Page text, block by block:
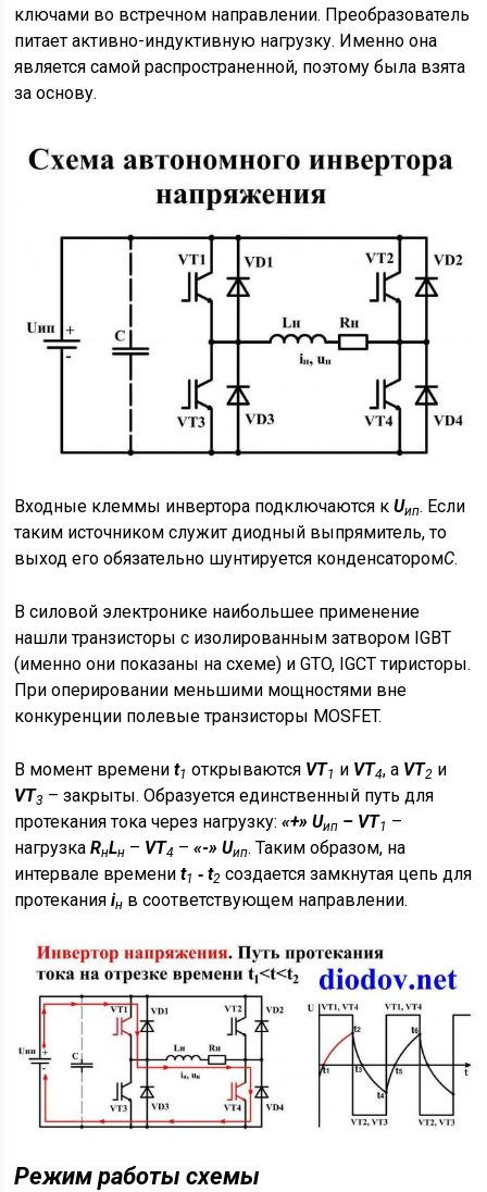
ключами во встречном направлении. Преобразователь
питает активно-индуктивную нагрузку. Именно она
является самой распространенной, поэтому была взята
за основу.
Входные клеммы инвертора подключаются кUип. Если
таким источником служит диодный выпрямитель, то
выход его обязательно шунтируется конденсаторомC.
В силовой электронике наибольшее применение
нашли транзисторы с изолированным затвором IGBT
(именно они показаны на схеме) и GTO, IGCT тиристоры.
При оперировании меньшими мощностями вне
конкуренции полевые транзисторы MOSFET.
В момент времениt1 открываются VT1 и VT4, а VT2 и
VT3 – закрыты. Образуется единственный путь для
протекания тока через нагрузку:«+» Uип – VT1 –
нагрузкаRнLн – VT4 –«-» Uип. Таким образом, на
интервале времени t1 ‑ t2 создается замкнутая цепь для
протеканияiн в соответствующем направлении.
Режим работы схемы